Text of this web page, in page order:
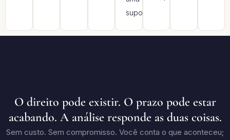
suposição.
O direito pode existir. O prazo pode estar
acabando. A análise responde as duas coisas.
Sem custo. Sem compromisso. Você conta o que aconteceu;